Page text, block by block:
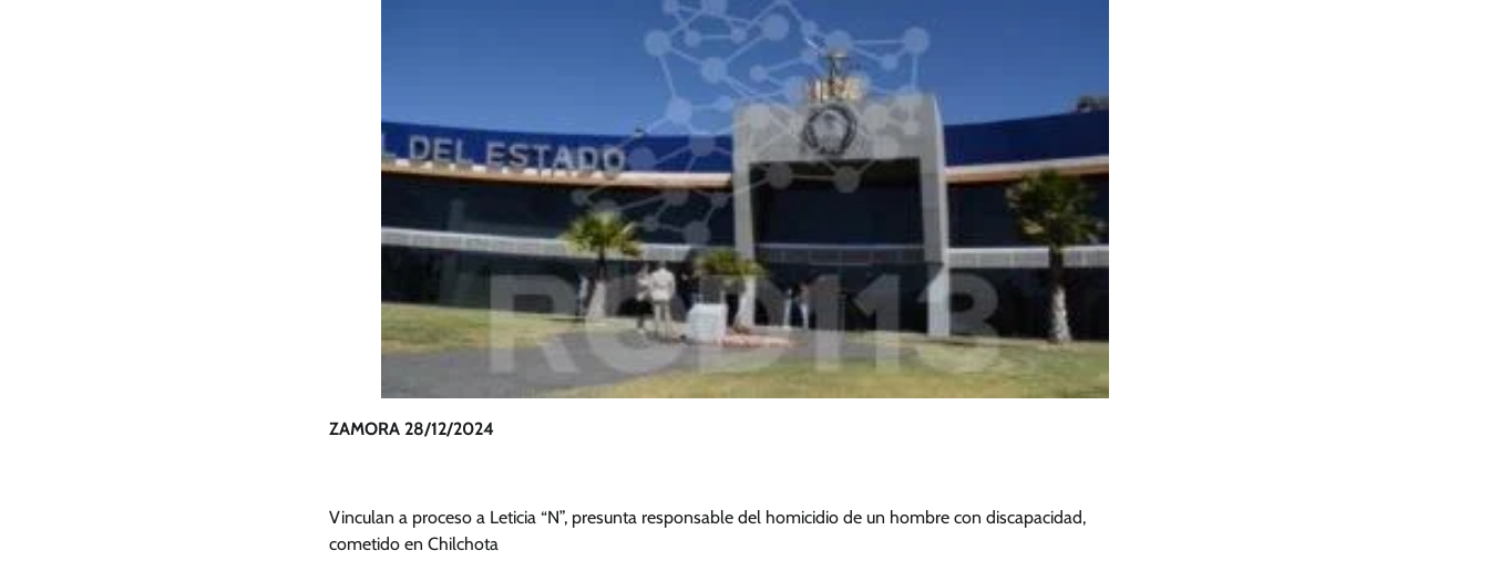
ZAMORA 28/12/2024
Vinculan a proceso a Leticia “N”, presunta responsable del homicidio de un hombre con discapacidad,
cometido en Chilchota